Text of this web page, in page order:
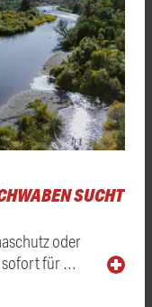
SUCHT
oder
sofort für …